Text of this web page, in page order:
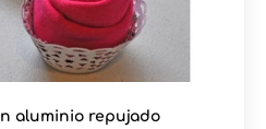
aluminio repujado